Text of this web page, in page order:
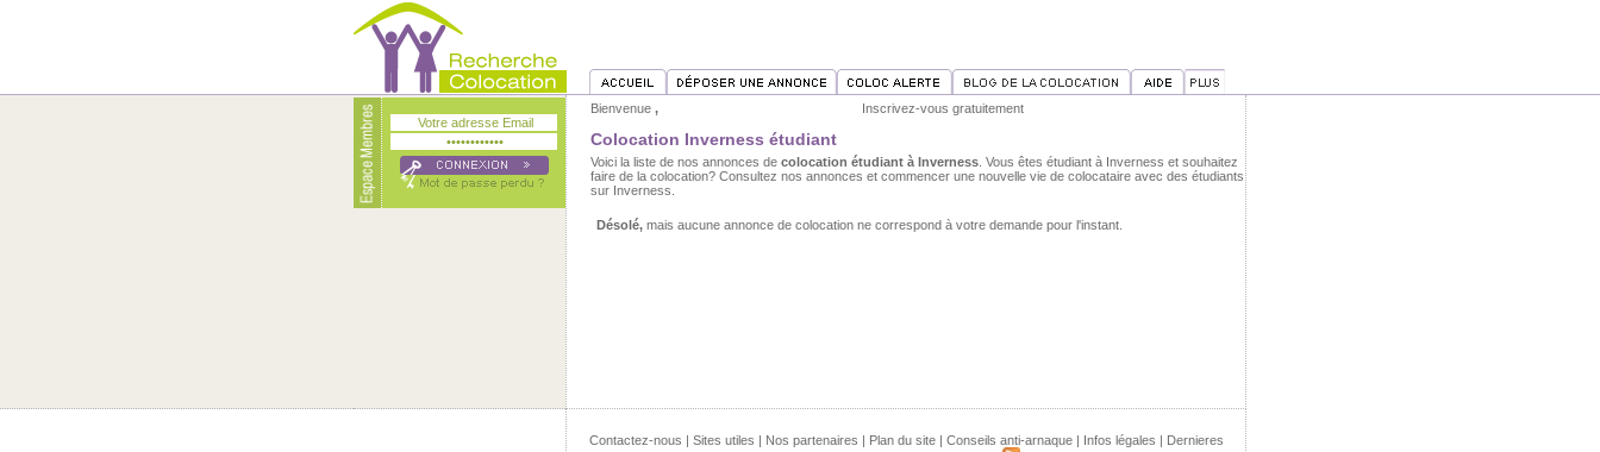
Bienvenue , Inscrivez-vous gratuitement
Colocation Inverness étudiant
Voici la liste de nos annonces de colocation étudiant à Inverness . Vous êtes étudiant à Inverness et souhaitez
faire de la colocation? Consultez nos annonces et commencer une nouvelle vie de colocataire avec des étudiants
sur Inverness.
Désolé, mais aucune annonce de colocation ne correspond à votre demande pour l'instant.
Contactez-nous | Sites utiles | Nos partenaires | Plan du site| Conseils anti-arnaque| Infos légales | Dernieres